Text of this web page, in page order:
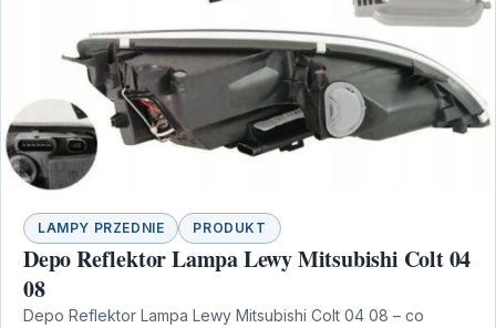
LAMPY PRZEDNIE PRODUKT
Depo Reflektor Lampa Lewy Mitsubishi Colt 04
08
Depo Reflektor Lampa Lewy Mitsubishi Colt 04 08 – co